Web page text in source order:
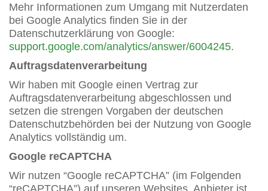
Mehr Informationen zum Umgang mit Nutzerdaten
bei Google Analytics finden Sie in der
Datenschutzerklärung von Google:
support.google.com/analytics/answer/6004245.
Auftragsdatenverarbeitung
Wir haben mit Google einen Vertrag zur
Auftragsdatenverarbeitung abgeschlossen und
setzen die strengen Vorgaben der deutschen
Datenschutzbehörden bei der Nutzung von Google
Analytics vollständig um.
Google reCAPTCHA
Wir nutzen “Google reCAPTCHA” (im Folgenden
“reCAPTCHA”) auf unseren Websites. Anbieter ist